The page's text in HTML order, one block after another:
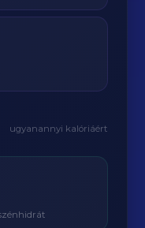
ugyanannyi kalóriáért